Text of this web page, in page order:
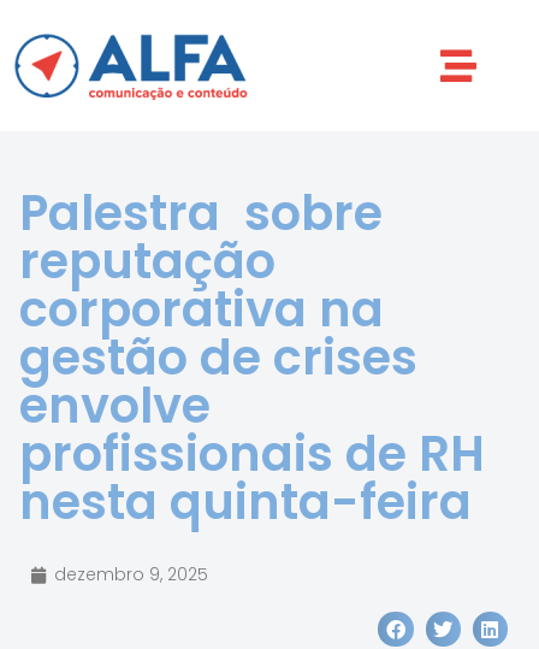
Palestra sobre
reputação
corporativa na
gestão de crises
envolve
profissionais de RH
nesta quinta-feira
dezembro 9, 2025